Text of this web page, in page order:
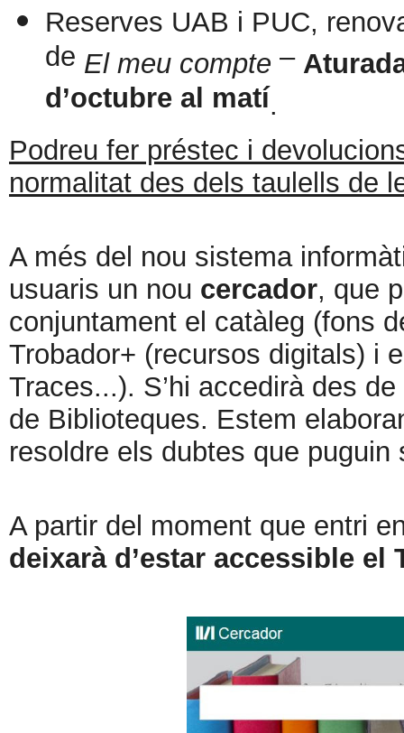
Reserves UAB i PUC,
de El meu compte –
d’octubre al matí.
Podreu fer préstec i
normalitat des dels taulells de
A més del nou sistema
usuaris un nou cercador, que
conjuntament el catàleg (fons
Trobador+ (recursos digitals) i
Traces...). S’hi accedirà des
de Biblioteques. Estem
resoldre els dubtes que
A partir del moment que entri
deixarà d’estar accessible el